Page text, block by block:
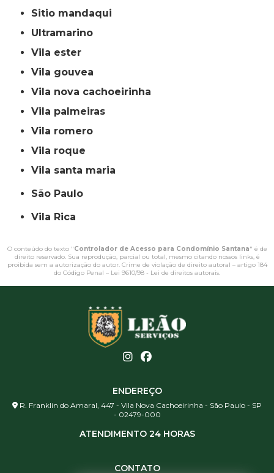
sitio mandaqui
ultramarino
vila ester
vila gouvea
vila nova cachoeirinha
vila palmeiras
vila romero
vila roque
vila santa maria
São Paulo
Vila Rica
O conteúdo do texto "Controlador de Acesso para Condomínio Santana" é de
direito reservado. Sua reprodução, parcial ou total, mesmo citando nossos links, é
proibida sem a autorização do autor. Crime de violação de direito autoral – artigo 184
do Código Penal – Lei 9610/98 - Lei de direitos autorais
ENDEREÇO
R. Franklin do Amaral, 447 - Vila Nova Cachoeirinha - São Paulo - SP
- 02479-000
ATENDIMENTO 24 HORAS
CONTATO